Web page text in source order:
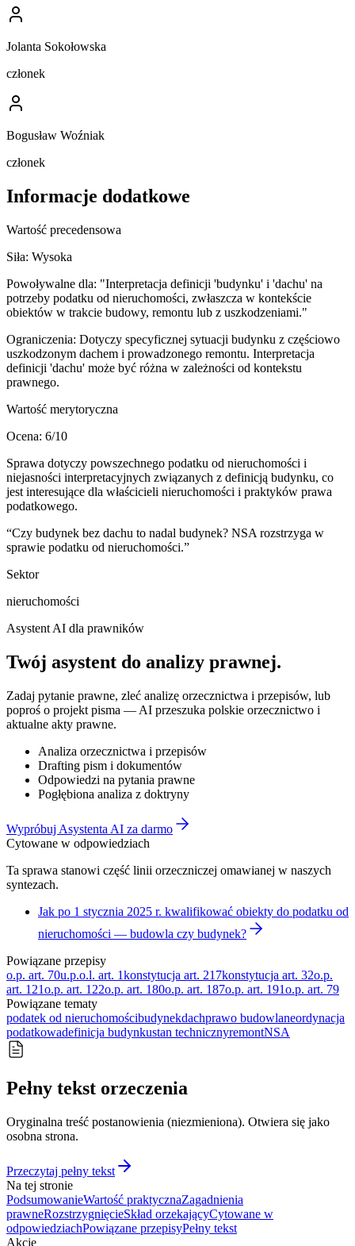
Jolanta Sokołowska
członek
Bogusław Woźniak
członek
Informacje dodatkowe
Wartość precedensowa
Siła: Wysoka
Powoływalne dla: "Interpretacja definicji 'budynku' i 'dachu' na
potrzeby podatku od nieruchomości, zwłaszcza w kontekście
obiektów w trakcie budowy, remontu lub z uszkodzeniami."
Ograniczenia: Dotyczy specyficznej sytuacji budynku z częściowo
uszkodzonym dachem i prowadzonego remontu. Interpretacja
definicji 'dachu' może być różna w zależności od kontekstu
prawnego.
Wartość merytoryczna
Ocena: 6/10
Sprawa dotyczy powszechnego podatku od nieruchomości i
niejasności interpretacyjnych związanych z definicją budynku, co
jest interesujące dla właścicieli nieruchomości i praktyków prawa
podatkowego.
“Czy budynek bez dachu to nadal budynek? NSA rozstrzyga w
sprawie podatku od nieruchomości.”
Sektor
nieruchomości
Asystent AI dla prawników
Twój asystent do analizy prawnej.
Zadaj pytanie prawne, zleć analizę orzecznictwa i przepisów, lub
poproś o projekt pisma — AI przeszuka polskie orzecznictwo i
aktualne akty prawne.
Analiza orzecznictwa i przepisów
Drafting pism i dokumentów
Odpowiedzi na pytania prawne
Pogłębiona analiza z doktryny
Wypróbuj Asystenta AI za darmo
Cytowane w odpowiedziach
Ta sprawa stanowi część linii orzeczniczej omawianej w naszych
syntezach.
Jak po 1 stycznia 2025 r. kwalifikować obiekty do podatku od
nieruchomości — budowla czy budynek?
Powiązane przepisy
o.p. art. 70u.p.o.l. art. 1konstytucja art. 217konstytucja art. 32o.p.
art. 121o.p. art. 122o.p. art. 180o.p. art. 187o.p. art. 191o.p. art. 79
Powiązane tematy
podatek od nieruchomościbudynekdachprawo budowlaneordynacja
podatkowadefinicja budynkustan technicznyremontNSA
Pełny tekst orzeczenia
Oryginalna treść postanowienia (niezmieniona). Otwiera się jako
osobna strona.
Przeczytaj pełny tekst
Na tej stronie
PodsumowanieWartość praktycznaZagadnienia
prawneRozstrzygnięcieSkład orzekającyCytowane w
odpowiedziachPowiązane przepisyPełny tekst
Akcje